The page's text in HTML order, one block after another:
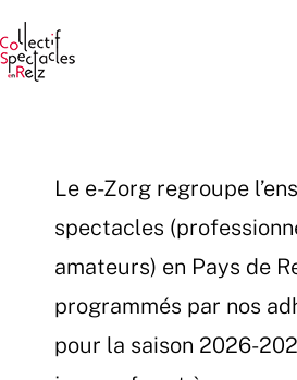
au
contenu
Le e-Zorg regroupe
spectacles
amateurs) en Pays de
programmés par nos
pour la saison 2026-